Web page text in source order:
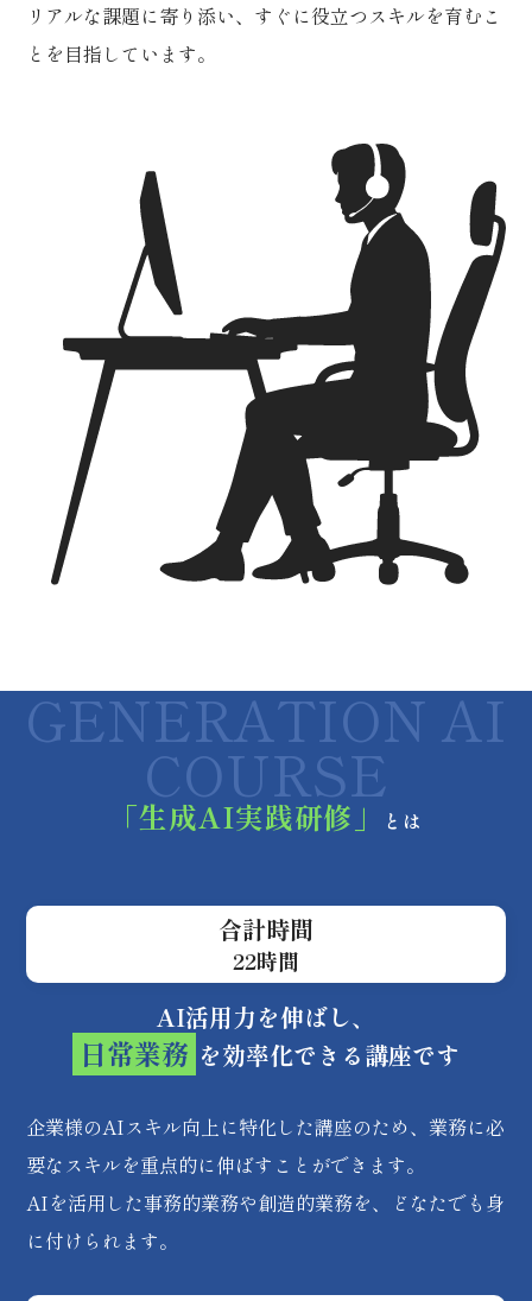
リアルな課題に寄り添い、すぐに役立つスキルを育むこ
とを目指しています。
GENERATION AI
COURSE
「生成AI実践研修」 とは
合計時間
22時間
AI活用力を伸ばし、
日常業務 を効率化できる講座です
企業様のAIスキル向上に特化した講座のため、業務に必
要なスキルを重点的に伸ばすことができます。
AIを活用した事務的業務や創造的業務を、どなたでも身
に付けられます。